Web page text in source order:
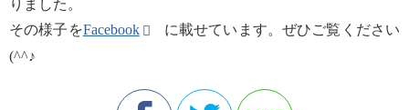
りました。
その様子をFacebook
に載せています。ぜひご覧ください
(^^♪